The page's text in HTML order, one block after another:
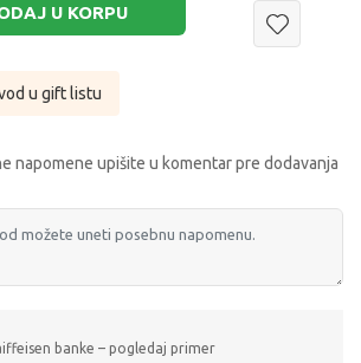
U KORPU
u gift listu
napomene upišite u komentar pre dodavanja
banke – pogledaj primer